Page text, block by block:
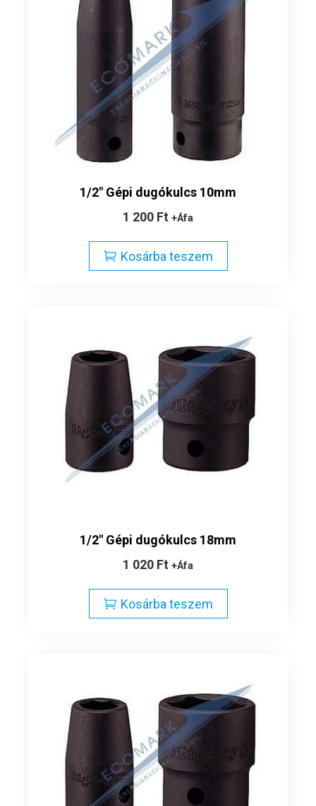
1/2″ Gépi dugókulcs 10mm
1 200 Ft +Áfa
Kosárba teszem
1/2″ Gépi dugókulcs 18mm
1 020 Ft +Áfa
Kosárba teszem